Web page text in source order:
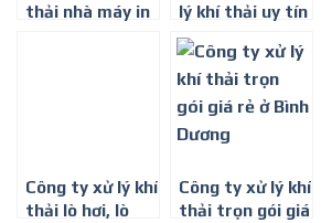
thải nhà máy in
lý khí thải uy tín
ở Bình Dương
Công ty xử lý khí
thải lò hơi, lò
Công ty xử lý khí
thải trọn gói giá